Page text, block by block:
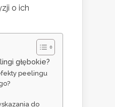
o ich
głębokie?
peelingu
do